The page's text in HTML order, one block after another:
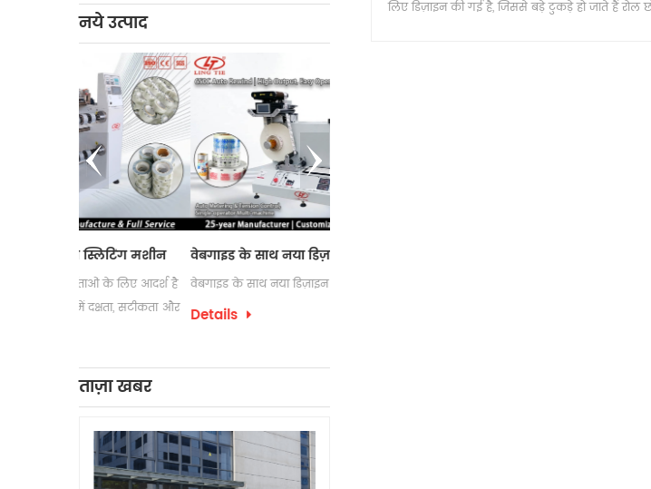
नये उत्पाद
वेबगाइड के साथ नया डिज़ाइन लेबल काउंटर
वेबगाइड के साथ नया डिज़ाइन लेबल काउंटर
Details
ताज़ा खबर
लिए डिज़ाइन की गई है, जिससे बड़े टुकड़े हो जाते हैं रोल